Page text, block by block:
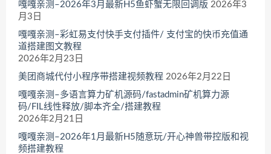
嘎嘎亲测–2026年3月最新H5鱼虾蟹无限回调版 2026年3
月3日
嘎嘎亲测–彩虹易支付快手支付插件/ 支付宝的快币充值通
道搭建图文教程
2026年2月23日
美团商城代付小程序带搭建视频教程 2026年2月22日
嘎嘎亲测–多语言算力矿机源码/fastadmin矿机算力源
码/FIL线性释放/脚本齐全/搭建教程
2026年2月21日
嘎嘎亲测–2026年1月最新H5随意玩/开心神兽带控版和视
频搭建教程